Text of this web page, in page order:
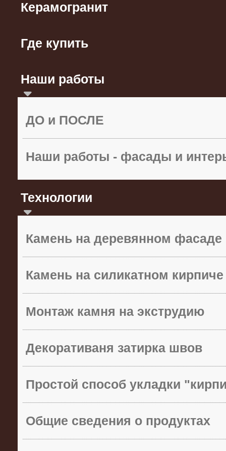
Керамогранит
Где купить
Наши работы
ДО и ПОСЛЕ
Наши работы - фасады и
Технологии
Камень на деревянном фасаде
Камень на силикатном кирпиче
Монтаж камня на экструдию
Декоративаня затирка швов
Простой способ укладки
Общие сведения о продуктах